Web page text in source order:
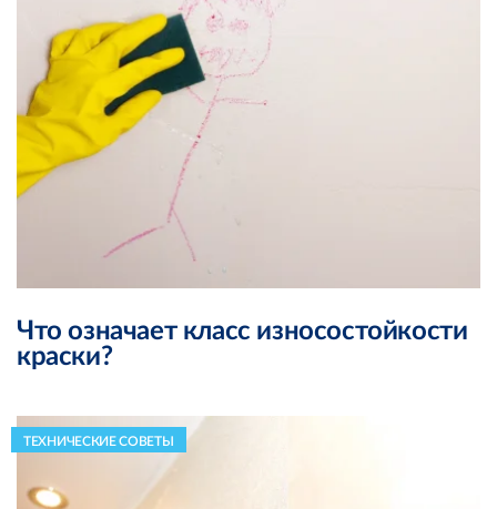
Что означает класс износостойкости
краски?
ТЕХНИЧЕСКИЕ СОВЕТЫ